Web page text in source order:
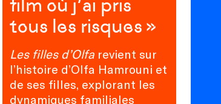
film où j’ai pris
tous les risques »
Les filles d’Olfarevient sur
l’histoire d’Olfa Hamrouni et
de ses filles, explorant les
dynamiques familiales